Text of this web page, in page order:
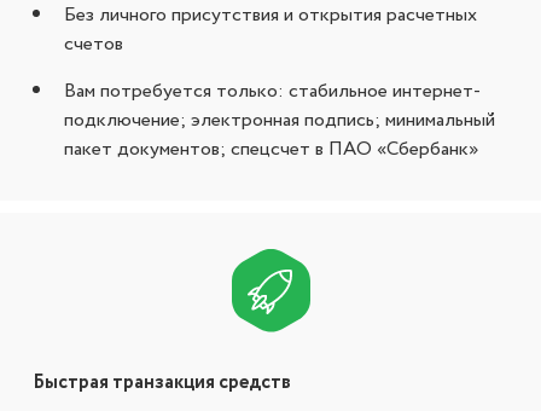
Без личного присутствия и открытия расчетных
счетов
Вам потребуется только: стабильное интернет-
подключение; электронная подпись; минимальный
пакет документов; спецсчет в ПАО «Сбербанк»
Быстрая транзакция средств